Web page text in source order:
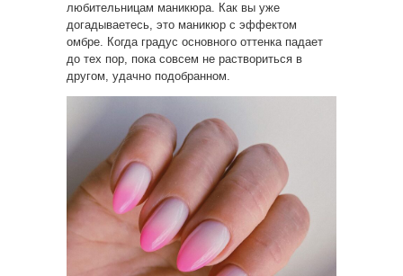
любительницам маникюра. Как вы уже
догадываетесь, это маникюр с эффектом
омбре. Когда градус основного оттенка падает
до тех пор, пока совсем не раствориться в
другом, удачно подобранном.